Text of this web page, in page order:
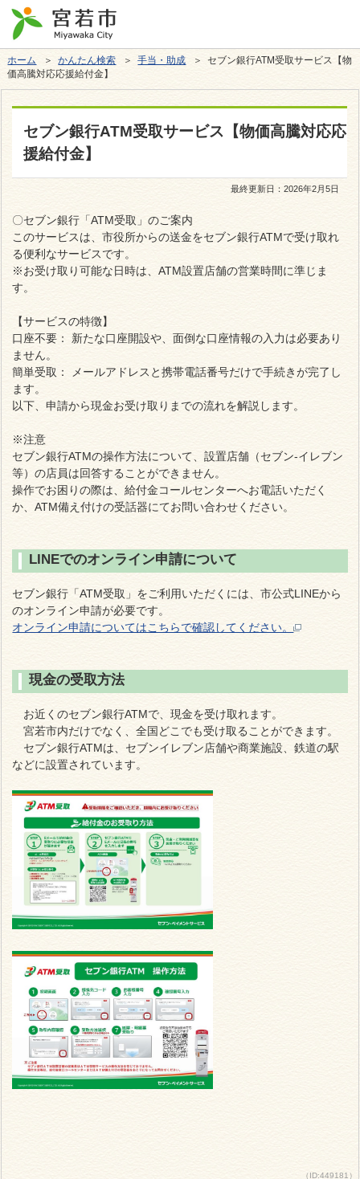
ホーム ＞かんたん検索 ＞手当・助成 ＞ セブン銀行ATM受取サービス【物
価高騰対応応援給付金】
セブン銀行ATM受取サービス【物価高騰対応応
援給付金】
最終更新日：2026年2月5日
〇セブン銀行「ATM受取」のご案内
このサービスは、市役所からの送金をセブン銀行ATMで受け取れ
る便利なサービスです。
※お受け取り可能な日時は、ATM設置店舗の営業時間に準じま
す。
【サービスの特徴】
口座不要： 新たな口座開設や、面倒な口座情報の入力は必要あり
ません。
簡単受取： メールアドレスと携帯電話番号だけで手続きが完了し
ます。
以下、申請から現金お受け取りまでの流れを解説します。
※注意
セブン銀行ATMの操作方法について、設置店舗（セブン-イレブン
等）の店員は回答することができません。
操作でお困りの際は、給付金コールセンターへお電話いただく
か、ATM備え付けの受話器にてお問い合わせください。
LINEでのオンライン申請について
セブン銀行「ATM受取」をご利用いただくには、市公式LINEから
のオンライン申請が必要です。
オンライン申請についてはこちらで確認してください。
現金の受取方法
お近くのセブン銀行ATMで、現金を受け取れます。
宮若市内だけでなく、全国どこでも受け取ることができます。
セブン銀行ATMは、セブンイレブン店舗や商業施設、鉄道の駅
などに設置されています。
（ID:449181）